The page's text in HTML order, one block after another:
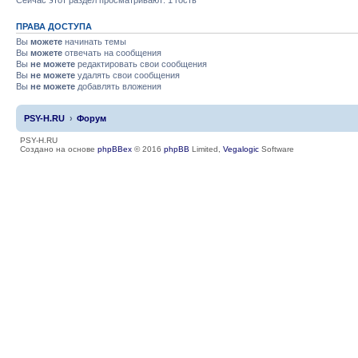
ПРАВА ДОСТУПА
Вы можете начинать темы
Вы можете отвечать на сообщения
Вы не можете редактировать свои сообщения
Вы не можете удалять свои сообщения
Вы не можете добавлять вложения
PSY-H.RU Форум
PSY-H.RU
Создано на основе phpBBex © 2016 phpBB Limited, Vegalogic Software